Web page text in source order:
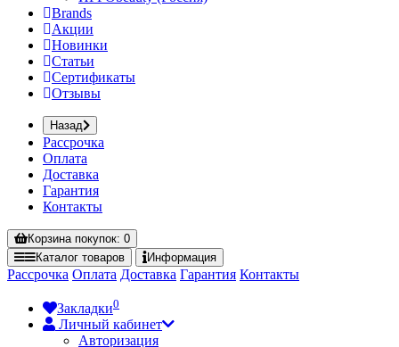
Brands
Акции
Новинки
Статьи
Сертификаты
Отзывы
Назад
Рассрочка
Оплата
Доставка
Гарантия
Контакты
Корзинапокупок: 0
Каталог товаров Информация
Рассрочка Оплата Доставка Гарантия Контакты
Закладки0
Личный кабинет
Авторизация